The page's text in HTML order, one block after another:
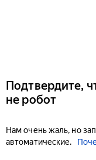
Подтвердите,
не робот
Нам очень жаль, но
автоматические.